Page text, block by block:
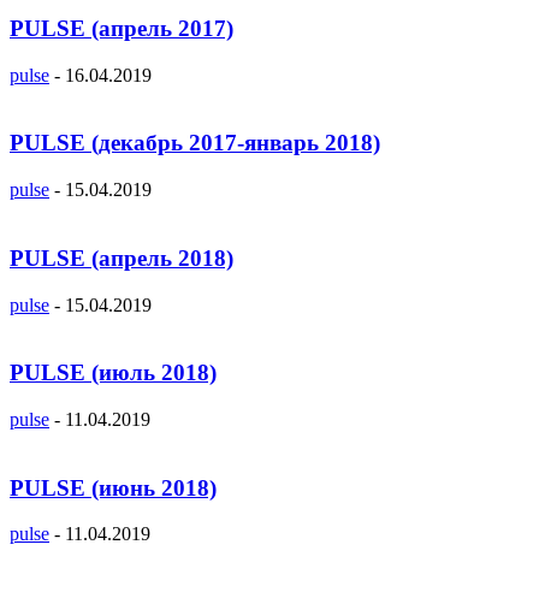
PULSE (апрель 2017)
pulse - 16.04.2019
PULSE (декабрь 2017-январь 2018)
pulse - 15.04.2019
PULSE (апрель 2018)
pulse - 15.04.2019
PULSE (июль 2018)
pulse - 11.04.2019
PULSE (июнь 2018)
pulse - 11.04.2019